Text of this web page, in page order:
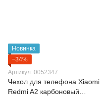
Новинка
−34%
Артикул: 0052347
Чехол для телефона Xiaomi
Redmi A2 карбоновый